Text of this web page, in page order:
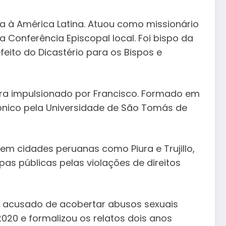
América Latina. Atuou como missionário
Episcopal local. Foi bispo da
do Dicastério para os Bispos e
impulsionado por Francisco. Formado em
pela Universidade de São Tomás de
cidades peruanas como Piura e Trujillo,
públicas pelas violações de direitos
de acobertar abusos sexuais
e formalizou os relatos dois anos